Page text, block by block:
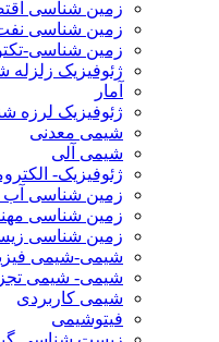
زمین شناسی
زمین شناسی
زمین شناسی-
ژئوفیزیک زلزله
آمار
ژئوفیزیک لرزه
شیمی معدنی
شیمی آلی
ژئوفیزیک-
زمین شناسی آب
زمین شناسی
زمین شناسی
شیمی-شیمی
شیمی- شیمی
شیمی کاربردی
فیتوشیمی